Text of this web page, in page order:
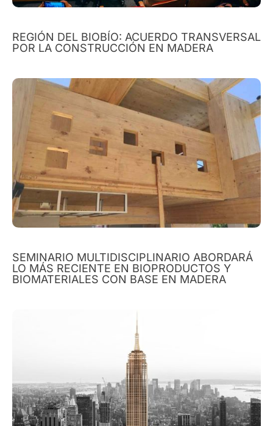
REGIÓN DEL BIOBÍO: ACUERDO TRANSVERSAL
POR LA CONSTRUCCIÓN EN MADERA
SEMINARIO MULTIDISCIPLINARIO ABORDARÁ
LO MÁS RECIENTE EN BIOPRODUCTOS Y
BIOMATERIALES CON BASE EN MADERA